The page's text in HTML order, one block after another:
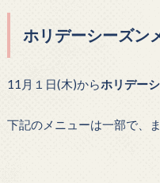
ホリデーシーズン
11月１日(木)からホリデー
下記のメニューは一部で、